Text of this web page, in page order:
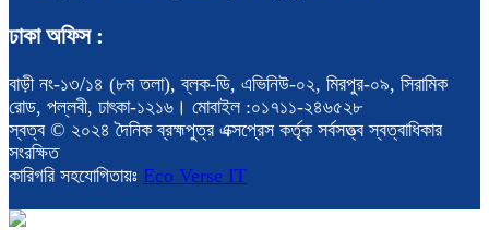
ঢাকা অফিস :
বাড়ী নং-১৩/১৪ (৮ম তলা), ব্লক-ডি, এভিনিউ-০২, মিরপুর-০৯, সিরামিক
রোড, পল্লবী, ঢাৎকা-১২১৬। মোবাইল :০১৭১১-২৪৬৫২৮
স্বত্ব © ২০২৪ দৈনিক ব্রহ্মপুত্র এক্সপ্রেস কর্তৃক সর্বসত্ত্ব স্বত্বাধিকার
সংরক্ষিত
কারিগরি সহযোগিতায়ঃ Eco Verse IT